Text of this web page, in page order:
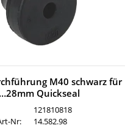
M40 schwarz für
Quickseal
121810818
Nr:
14.582.98